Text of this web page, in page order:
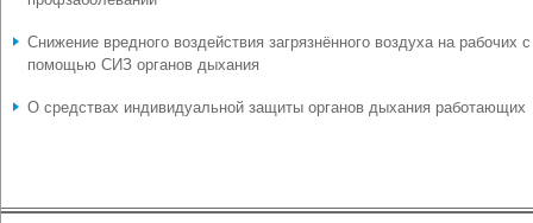
Снижение вредного воздействия загрязнённого воздуха на рабочих с
помощью СИЗ органов дыхания
О средствах индивидуальной защиты органов дыхания работающих